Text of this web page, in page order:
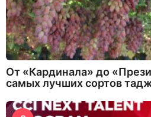
От «Кардинала» до
самых лучших сортов